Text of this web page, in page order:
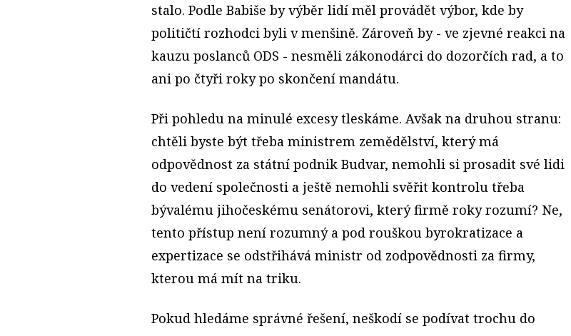
stalo. Podle Babiše by výběr lidí měl provádět výbor, kde by
političtí rozhodci byli v menšině. Zároveň by - ve zjevné reakci na
kauzu poslanců ODS - nesměli zákonodárci do dozorčích rad, a to
ani po čtyři roky po skončení mandátu.
Při pohledu na minulé excesy tleskáme. Avšak na druhou stranu:
chtěli byste být třeba ministrem zemědělství, který má
odpovědnost za státní podnik Budvar, nemohli si prosadit své lidi
do vedení společnosti a ještě nemohli svěřit kontrolu třeba
bývalému jihočeskému senátorovi, který firmě roky rozumí? Ne,
tento přístup není rozumný a pod rouškou byrokratizace a
expertizace se odstřihává ministr od zodpovědnosti za firmy,
kterou má mít na triku.
Pokud hledáme správné řešení, neškodí se podívat trochu do